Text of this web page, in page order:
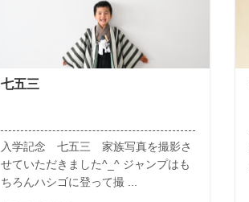
七五三
入学記念 七五三 家族写真を撮影さ
せていただきました^_^ ジャンプはも
ちろんハシゴに登って撮 ...